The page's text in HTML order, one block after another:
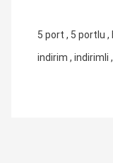
5 port , 5 portlu
indirim , indirimli